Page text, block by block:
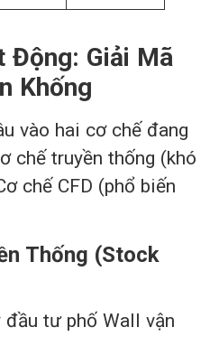
Động: Giải Mã
Khống
vào hai cơ chế đang
chế truyền thống (khó
chế CFD (phổ biến
Thống (Stock
tư phố Wall vận